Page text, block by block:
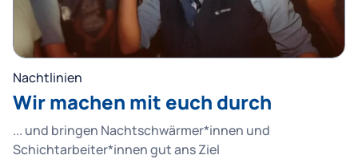
Nachtlinien
Wir machen mit euch durch
... und bringen Nachtschwärmer*innen und
Schichtarbeiter*innen gut ans Ziel